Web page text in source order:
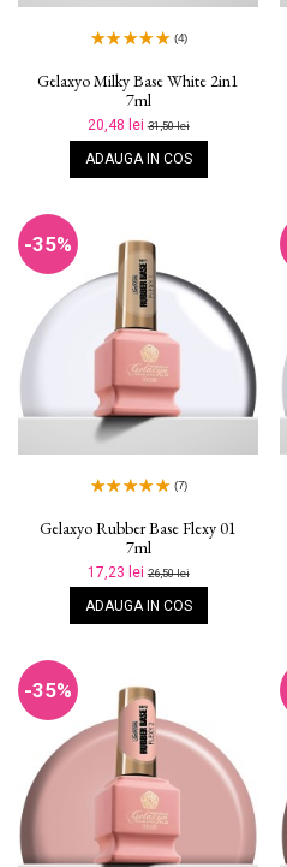
(4)
Gelaxyo Milky Base White 2in1
7ml
20,48 lei31,50 lei
ADAUGA IN COS
-35%
(7)
Gelaxyo Rubber Base Flexy 01
7ml
17,23 lei26,50 lei
ADAUGA IN COS
-35%